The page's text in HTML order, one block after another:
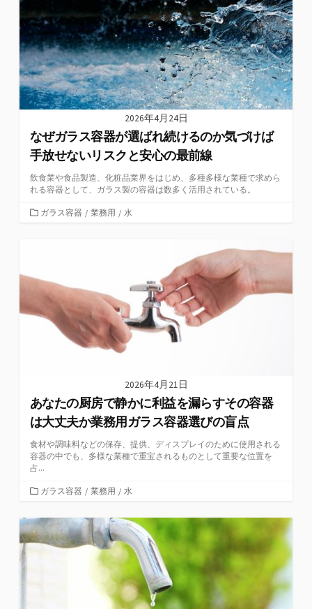
2026年4月24日
なぜガラス容器が選ばれ続けるのか気づけば
手放せないリスクと安心の最前線
飲食業や食品製造、化粧品業界をはじめ、多種多様な業種で求めら
れる容器として、ガラス製の容器は数多く活用されている。
カガラス容器 / 業務用 / 水
2026年4月21日
あなたの厨房で静かに利益を漏らすその容器
は大丈夫か業務用ガラス容器選びの盲点
食材や調味料などの保存、提供、ディスプレイのために使用される
容器の中でも、多様な業種で重宝されるものとして重要な位置を
占...
カ
ゴ
リ
ー
ガラス容器 / 業務用 / 水